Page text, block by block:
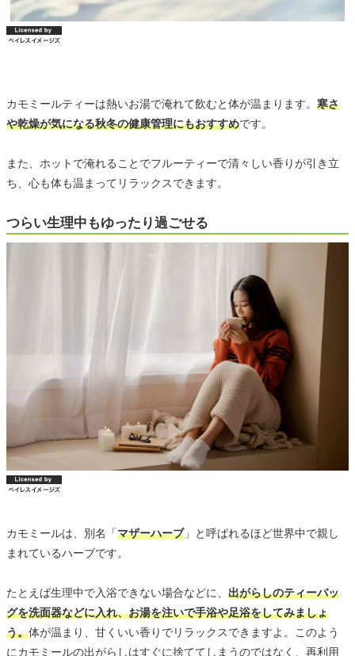
カモミールティーは熱いお湯で淹れて飲むと体が温まります。 寒さ
や乾燥が気になる秋冬の健康管理にもおすすめです。
また、ホットで淹れることでフルーティーで清々しい香りが引き立
ち、心も体も温まってリラックスできます。
つらい生理中もゆったり過ごせる
カモミールは、別名「マザーハーブ」と呼ばれるほど世界中で親し
まれているハーブです。
たとえば生理中で入浴できない場合などに、 出がらしのティーバッ
グを洗面器などに入れ、お湯を注いで手浴や足浴をしてみましょ
う。体が温まり、甘くいい香りでリラックスできますよ。このよう
にカモミールの出がらしはすぐに捨ててしまうのではなく、再利用